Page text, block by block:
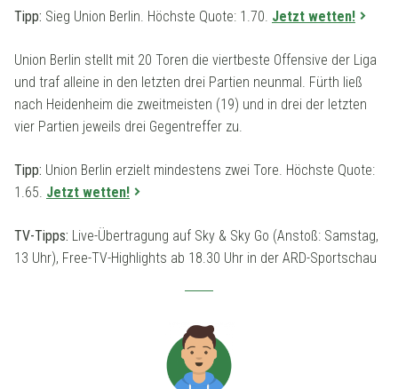
Tipp: Sieg Union Berlin. Höchste Quote: 1.70. Jetzt wetten!
Union Berlin stellt mit 20 Toren die viertbeste Offensive der Liga
und traf alleine in den letzten drei Partien neunmal. Fürth ließ
nach Heidenheim die zweitmeisten (19) und in drei der letzten
vier Partien jeweils drei Gegentreffer zu.
Tipp: Union Berlin erzielt mindestens zwei Tore. Höchste Quote:
1.65. Jetzt wetten!
TV-Tipps: Live-Übertragung auf Sky & Sky Go (Anstoß: Samstag,
13 Uhr), Free-TV-Highlights ab 18.30 Uhr in der ARD-Sportschau